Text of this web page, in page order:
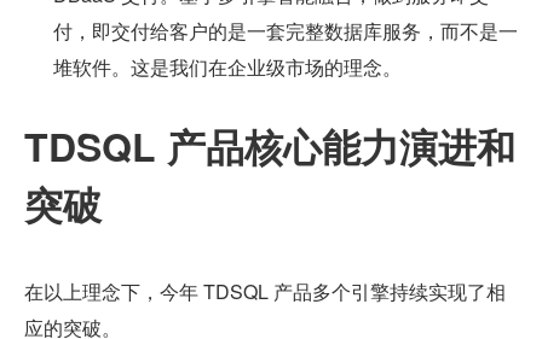
付，即交付给客户的是一套完整数据库服务，而不是一
堆软件。这是我们在企业级市场的理念。
TDSQL 产品核心能力演进和
突破
在以上理念下，今年 TDSQL 产品多个引擎持续实现了相
应的突破。